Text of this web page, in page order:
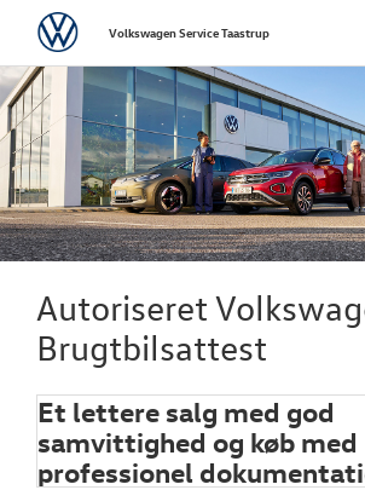
VolkswagenVolkswagen Service Taastrup
Autoriseret
Brugtbilsattest
Et lettere salg med god
samvittighed og køb med
professionel